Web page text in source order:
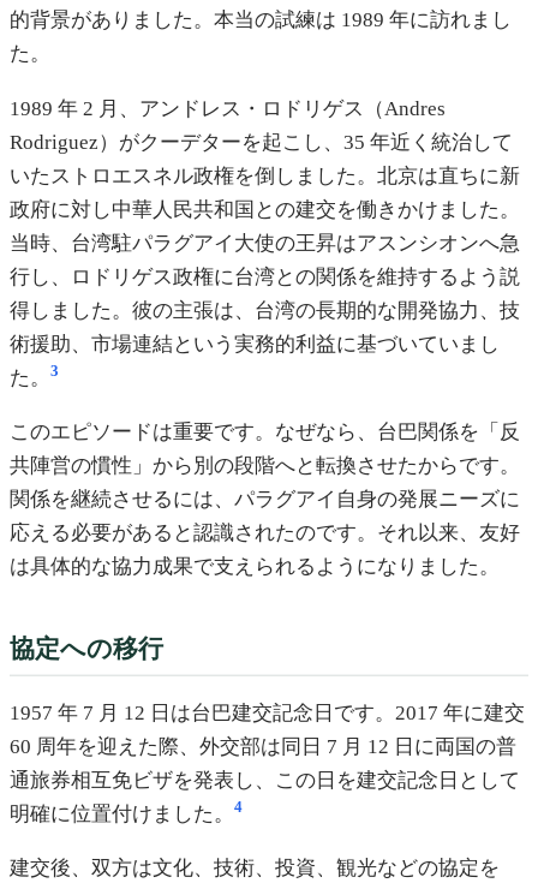
的背景がありました。本当の試練は 1989 年に訪れまし
た。
1989 年 2 月、アンドレス・ロドリゲス（Andres
Rodriguez）がクーデターを起こし、35 年近く統治して
いたストロエスネル政権を倒しました。北京は直ちに新
政府に対し中華人民共和国との建交を働きかけました。
当時、台湾駐パラグアイ大使の王昇はアスンシオンへ急
行し、ロドリゲス政権に台湾との関係を維持するよう説
得しました。彼の主張は、台湾の長期的な開発協力、技
術援助、市場連結という実務的利益に基づいていまし
た。
3
このエピソードは重要です。なぜなら、台巴関係を「反
共陣営の慣性」から別の段階へと転換させたからです。
関係を継続させるには、パラグアイ自身の発展ニーズに
応える必要があると認識されたのです。それ以来、友好
は具体的な協力成果で支えられるようになりました。
協定への移行
1957 年 7 月 12 日は台巴建交記念日です。2017 年に建交
60 周年を迎えた際、外交部は同日 7 月 12 日に両国の普
通旅券相互免ビザを発表し、この日を建交記念日として
明確に位置付けました。
4
建交後、双方は文化、技術、投資、観光などの協定を